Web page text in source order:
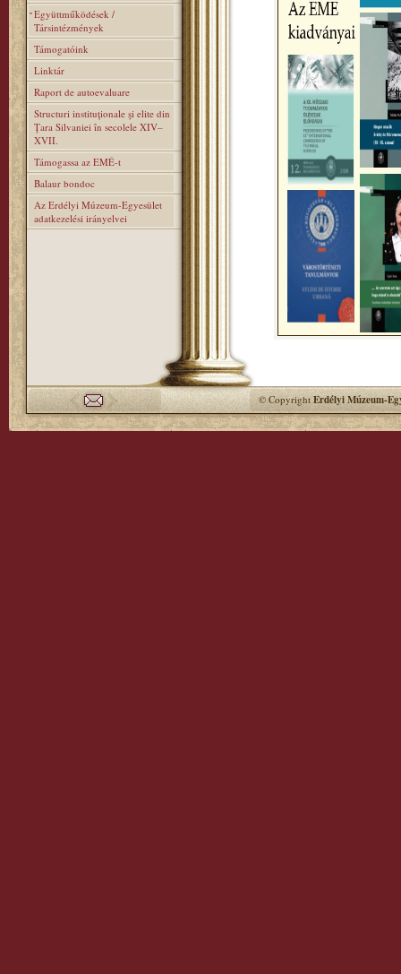
Együttműködések /
Társintézmények
Támogatóink
Linktár
Raport de autoevaluare
Structuri instituţionale şi elite din
Ţara Silvaniei în secolele XIV–
XVII.
Támogassa az EMÉ-t
Balaur bondoc
Az Erdélyi Múzeum-Egyesület
adatkezelési irányelvei
© CopyrightErdélyi Múzeum-